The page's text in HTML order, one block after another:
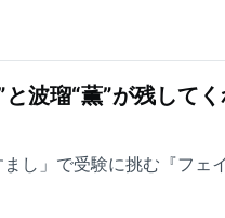
波瑠“薫”が残して
し」で受験に挑む『フェ